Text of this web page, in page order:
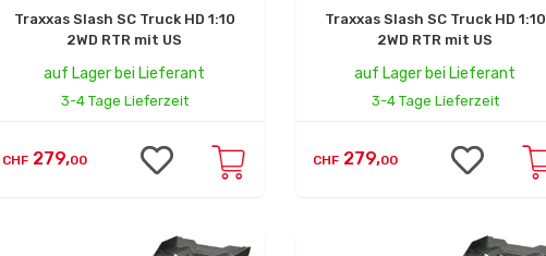
Traxxas Slash SC Truck HD 1:10
2WD RTR mit US
auf Lager bei Lieferant
3-4 Tage Lieferzeit
CHF 279,00
Traxxas Slash SC Truck HD 1:10
2WD RTR mit US
auf Lager bei Lieferant
3-4 Tage Lieferzeit
CHF279,00